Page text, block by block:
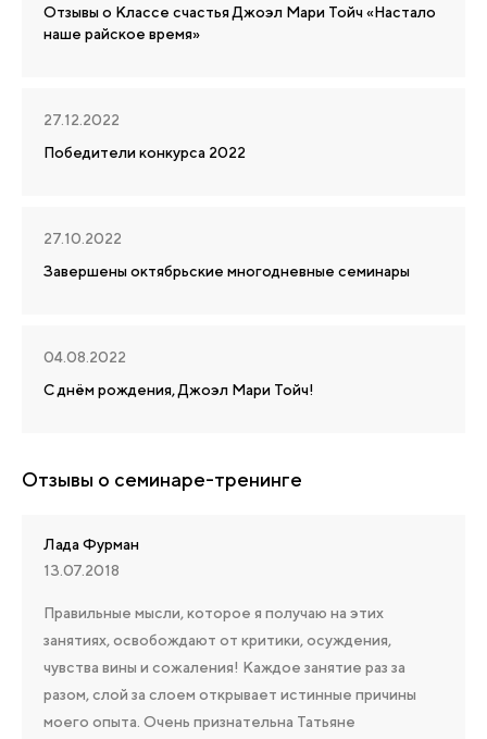
Отзывы о Классе счастья Джоэл Мари Тойч «Настало
наше райское время»
27.12.2022
Победители конкурса 2022
27.10.2022
Завершены октябрьские многодневные семинары
04.08.2022
С днём рождения, Джоэл Мари Тойч!
Отзывы о семинаре-тренинге
Лада Фурман
13.07.2018
Правильные мысли, которое я получаю на этих
занятиях, освобождают от критики, осуждения,
чувства вины и сожаления! Каждое занятие раз за
разом, слой за слоем открывает истинные причины
моего опыта. Очень признательна Татьяне